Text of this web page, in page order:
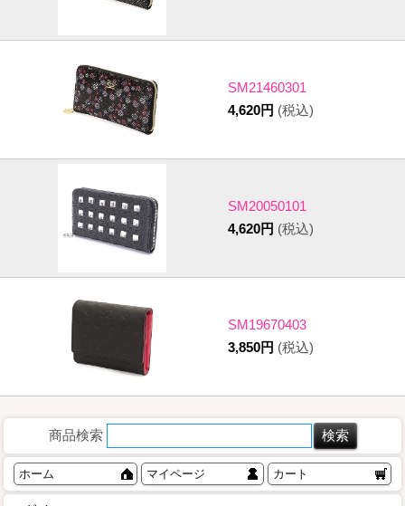
SM21460301
4,620円 (税込)
SM20050101
4,620円 (税込)
SM19670403
3,850円 (税込)
商品検索
ホーム マイページ カート